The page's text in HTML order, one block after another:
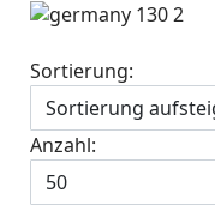
Sortierung:
Anzahl: